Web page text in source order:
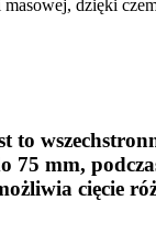
dzięki
mm,
cięcie